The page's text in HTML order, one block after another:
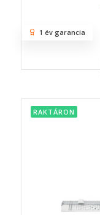
1 év garancia
RAKTÁRON